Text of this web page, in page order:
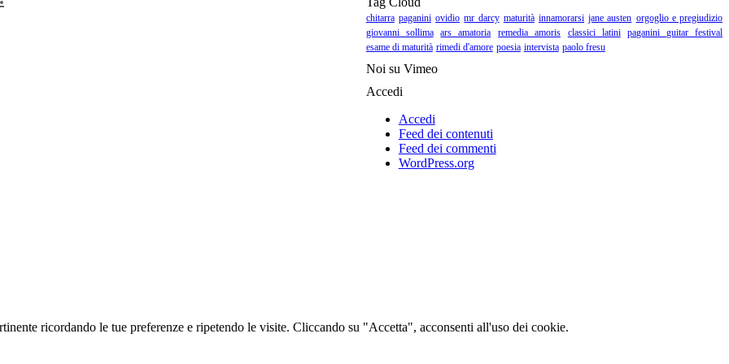
chitarra paganini ovidio mr darcy maturità innamorarsi jane austen orgoglio e pregiudizio
giovanni sollima
ars amatoria remedia amoris classici latini
paganini guitar festival
esame di maturità rimedi d'amore poesia intervista paolo fresu
Noi su Vimeo
Accedi
Accedi
Feed dei contenuti
Feed dei commenti
WordPress.org
ricordando le tue preferenze e ripetendo le visite. Cliccando su "Accetta", acconsenti all'uso dei cookie.